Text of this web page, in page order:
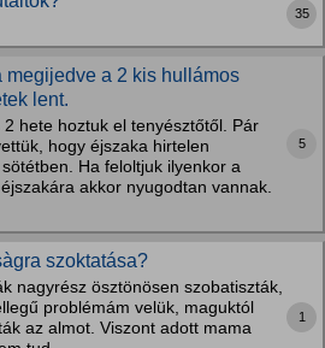
35
megijedve a 2 kis hullámos
lent.
hete hoztuk el tenyésztőtől. Pár
hogy éjszaka hirtelen
Ha feloltjuk ilyenkor a
akkor nyugodtan vannak.
5
szoktatása?
nagyrész ösztönösen szobatiszták,
problémám velük, maguktól
az almot. Viszont adott mama
1